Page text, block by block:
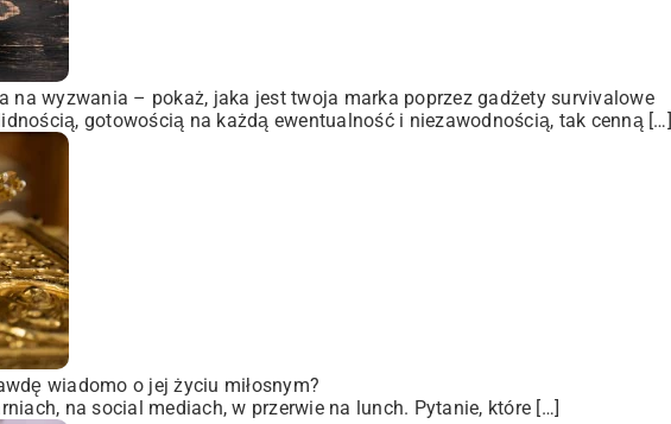
na wyzwania – pokaż, jaka jest twoja marka poprzez gadżety survivalowe
gotowością na każdą ewentualność i niezawodnością, tak cenną […]
wiadomo o jej życiu miłosnym?
na social mediach, w przerwie na lunch. Pytanie, które […]